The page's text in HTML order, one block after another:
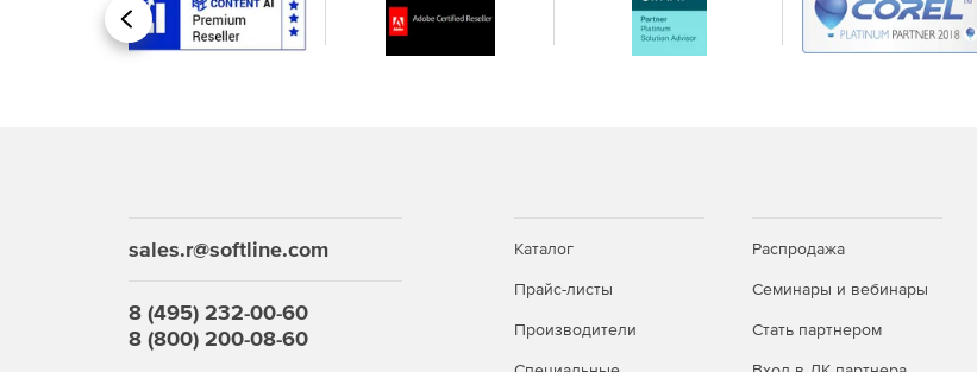
Интеграция с Visual Studio и Eclipse (Professional и Enterprise).
Поддержка таксономии US GAAP 2014 XBRL (Enterprise).
Назад
sales.r@softline.com
8 (495) 232-00-60
8 (800) 200-08-60
Каталог
Прайс-листы
Производители
Распродажа
Семинары и вебинары
Стать партнером